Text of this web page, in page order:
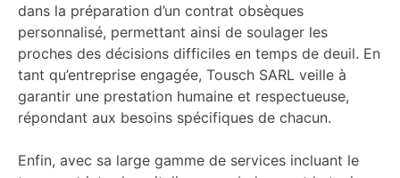
dans la préparation d’un contrat obsèques
personnalisé, permettant ainsi de soulager les
proches des décisions difficiles en temps de deuil. En
tant qu’entreprise engagée, Tousch SARL veille à
garantir une prestation humaine et respectueuse,
répondant aux besoins spécifiques de chacun.
Enfin, avec sa large gamme de services incluant le